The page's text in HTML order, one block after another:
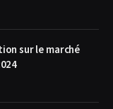
sur le marché